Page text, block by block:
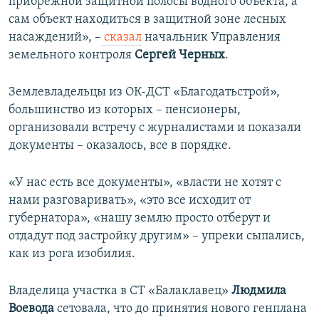
сам объект находиться в защитной зоне лесных
насаждений», – сказал начальник Управления
земельного контроля Сергей Черных.
Землевладельцы из ОК-ДСТ «Благодатьстрой»,
большинство из которых – пенсионеры,
организовали встречу с журналистами и показали
документы – оказалось, все в порядке.
«У нас есть все документы», «власти не хотят с
нами разговаривать», «это все исходит от
губернатора», «нашу землю просто отберут и
отдадут под застройку другим» – упреки сыпались,
как из рога изобилия.
Владелица участка в СТ «Балаклавец» Людмила
Воевода сетовала, что до принятия нового генплана